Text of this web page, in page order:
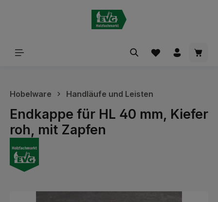
Hobelware Handläufe und Leisten
Endkappe für HL 40 mm, Kiefer
roh, mit Zapfen